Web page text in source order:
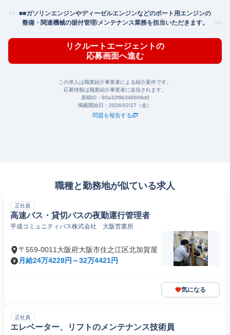
■■ガソリンエンジンやディーゼルエンジンなどのボート用エンジンの
整備・関連機械の据付管理/メンテナンス業務を担当いただきます。
リクルートエージェントの
応募画面へ進む
この求人は職業紹介事業者による紹介案件です。
応募情報は職業紹介事業者に送信されます。
原稿ID： 90a32f9b348609d0
掲載開始日： 2026/02/27（金）
問題を報告する
職種と勤務地が似ている求人
正社員
高速バス・貸切バスの夜勤運行管理者
平成コミュニティバス株式会社 大阪営業所
〒559-0011大阪府大阪市住之江区北加賀屋
月給24万4228円～32万4421円
気になる
正社員
エレベーター、リフトのメンテナンス技術員